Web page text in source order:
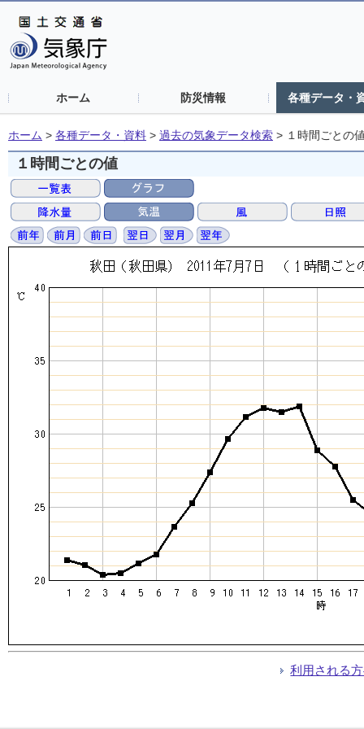
ホーム 防災情報 各種データ・
ホーム > 各種データ・資料 > 過去の気象データ検索 > １時間ごとの
１時間ごとの値
利用される